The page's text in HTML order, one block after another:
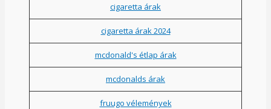
cigaretta árak
cigaretta árak 2024
mcdonald's étlap árak
mcdonalds árak
fruugo vélemények